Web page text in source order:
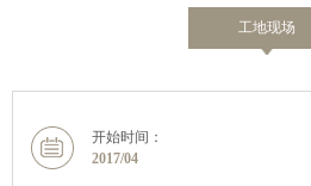
工地现场
开始时间：
2017/04